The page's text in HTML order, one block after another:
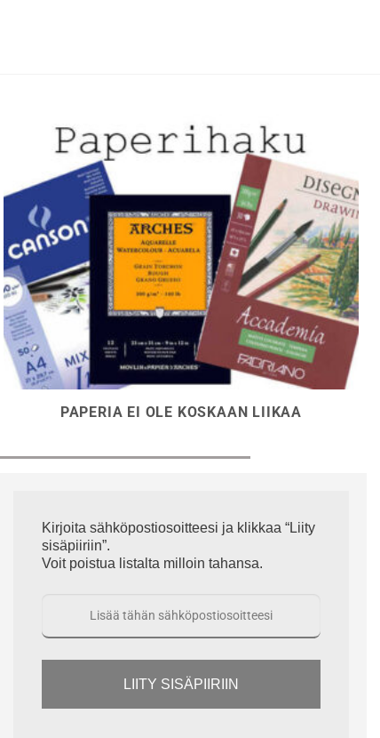
PAPERIA EI OLE KOSKAAN LIIKAA
Kirjoita sähköpostiosoitteesi ja klikkaa “Liity
sisäpiiriin”.
Voit poistua listalta milloin tahansa.
LIITY SISÄPIIRIIN